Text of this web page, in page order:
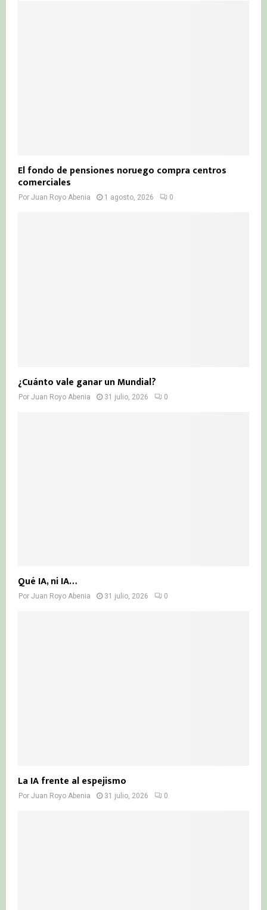
El fondo de pensiones noruego compra centros
comerciales
Por Juan Royo Abenia 1 agosto, 2026 0
¿Cuánto vale ganar un Mundial?
Por Juan Royo Abenia 31 julio, 2026 0
Qué IA, ni IA…
Por Juan Royo Abenia 31 julio, 2026 0
La IA frente al espejismo
Por Juan Royo Abenia 31 julio, 2026 0